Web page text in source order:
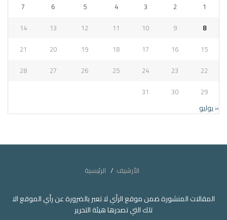
1
2
3
4
5
6
7
8
9
10
11
12
13
14
15
16
17
18
19
20
21
22
23
24
25
26
27
28
29
30
31
« يوليو
الأرشيف الرئيسية
المقالات المنشورة ضمن موقع الرأي لا تعبر بالضرورة عن رأي الموقع الا
تلك التي تصدرها هيئة التحرير